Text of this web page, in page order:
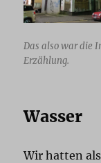
Das also war die
Erzählung.
Wasser
Wir hatten